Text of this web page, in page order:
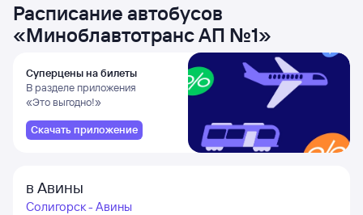
Расписание автобусов
«Миноблавтотранс АП №1»
Суперцены на билеты
В разделе приложения
«Это выгодно!»
Скачать приложение
в Авины
Солигорск - Авины